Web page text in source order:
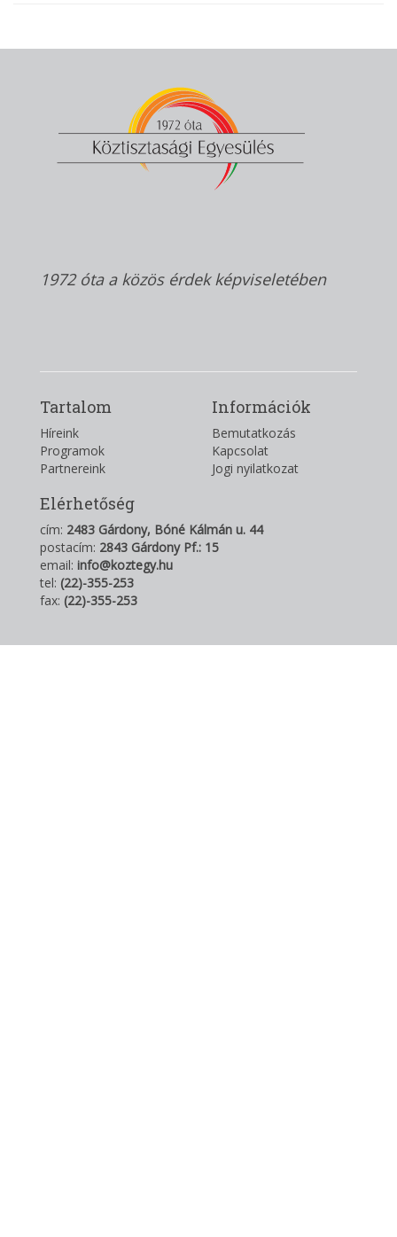
1972 óta a közös érdek képviseletében
Tartalom
Híreink
Programok
Partnereink
Információk
Bemutatkozás
Kapcsolat
Jogi nyilatkozat
Elérhetőség
cím: 2483 Gárdony, Bóné Kálmán u. 44
postacím: 2843 Gárdony Pf.: 15
email: info@koztegy.hu
tel: (22)-355-253
fax: (22)-355-253